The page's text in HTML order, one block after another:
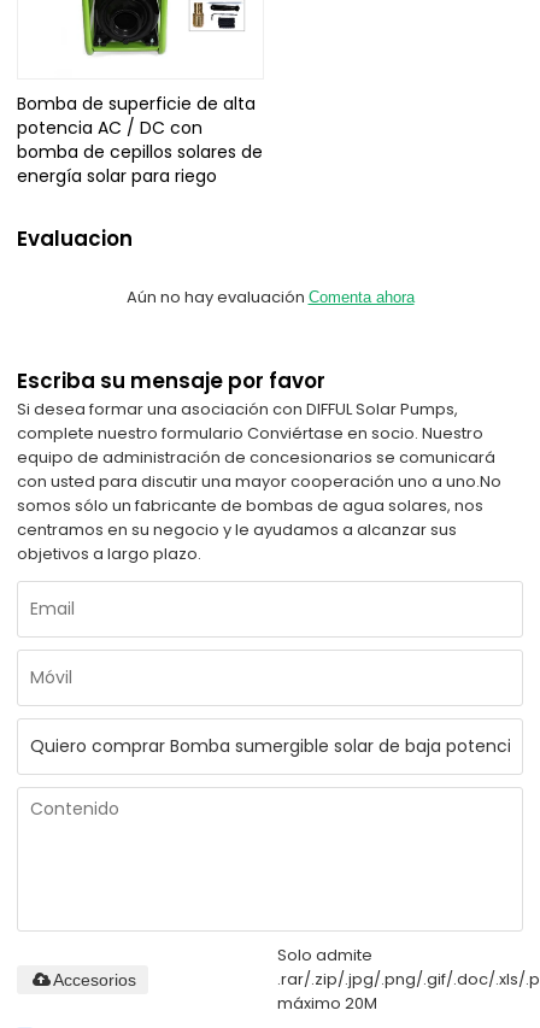
Bomba de superficie de alta
potencia AC / DC con
bomba de cepillos solares de
energía solar para riego
Evaluacion
Aún no hay evaluación Comenta ahora
Escriba su mensaje por favor
Si desea formar una asociación con DIFFUL Solar Pumps,
complete nuestro formulario Conviértase en socio. Nuestro
equipo de administración de concesionarios se comunicará
con usted para discutir una mayor cooperación uno a uno.No
somos sólo un fabricante de bombas de agua solares, nos
centramos en su negocio y le ayudamos a alcanzar sus
objetivos a largo plazo.
Solo admite
.rar/.zip/.jpg/.png/.gif/.doc/.xls/
máximo 20M
Accesorios